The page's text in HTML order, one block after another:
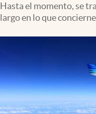
Tv
abre en nueva pestaña
México
Hasta el momento, se
largo en lo que